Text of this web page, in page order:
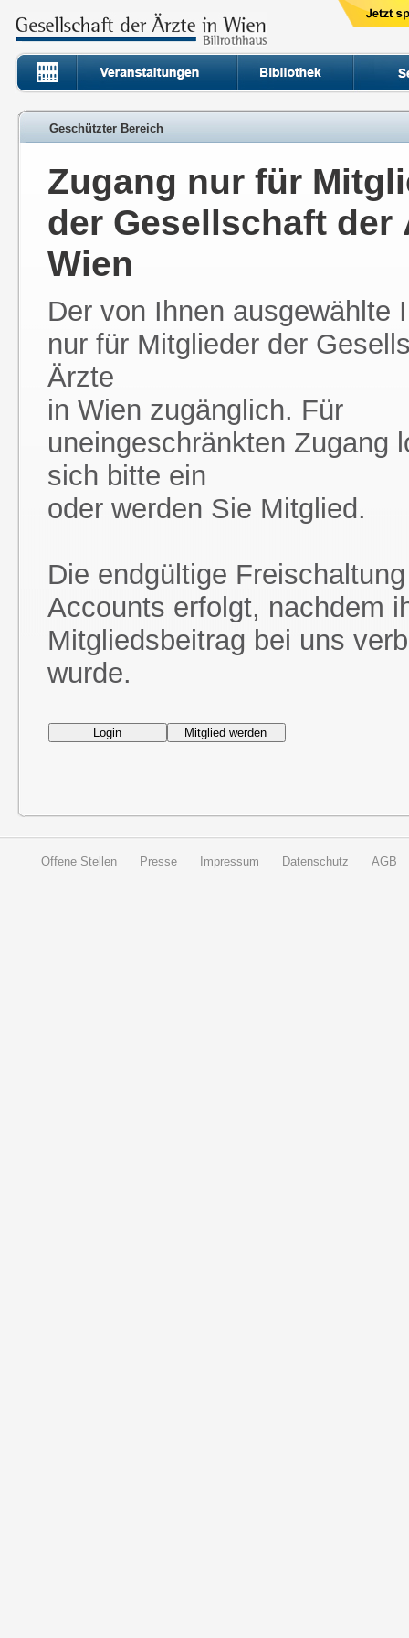
Geschützter Bereich
Zugang nur für
der Gesellschaft der
Wien
Der von Ihnen ausgewählte
nur für Mitglieder der
Ärzte
in Wien zugänglich. Für
uneingeschränkten Zugang
sich bitte ein
oder werden Sie Mitglied.
Die endgültige
Accounts erfolgt, nachdem
Mitgliedsbeitrag bei uns
wurde.
Offene Stellen Presse Impressum Datenschutz AGB